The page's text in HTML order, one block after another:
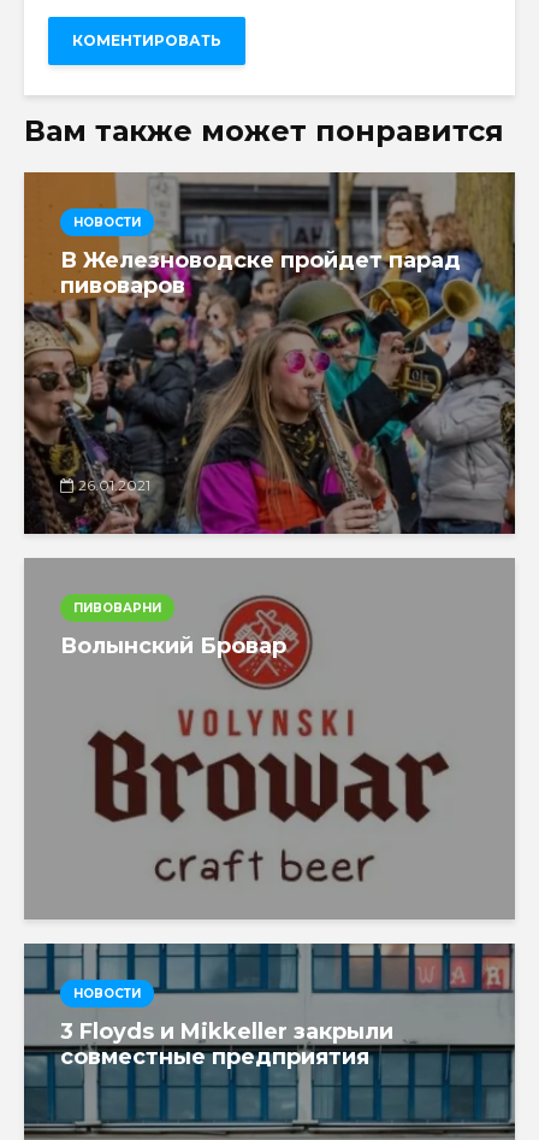
Вам также может понравится
НОВОСТИ
В Железноводске пройдет парад
пивоваров
26.01.2021
ПИВОВАРНИ
Волынский Бровар
НОВОСТИ
3 Floyds и Mikkeller закрыли
совместные предприятия